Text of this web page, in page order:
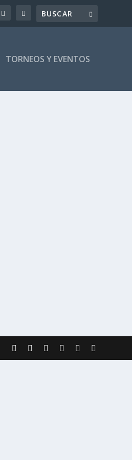
TORNEOS Y EVENTOS